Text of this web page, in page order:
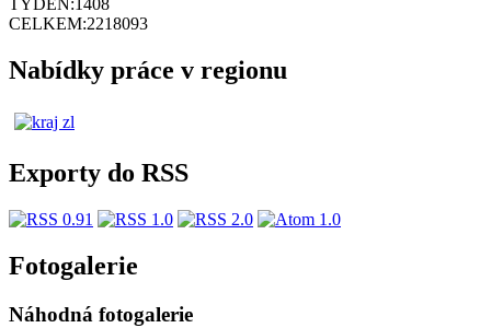
CELKEM:2218093
Nabídky práce v regionu
Exporty do RSS
Fotogalerie
Náhodná fotogalerie